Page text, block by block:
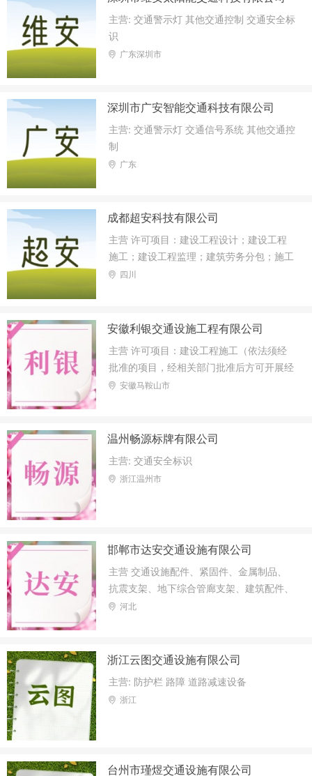
主营: 交通警示灯 其他交通控制 交通安全标
识
广东深圳市
深圳市广安智能交通科技有限公司
主营: 交通警示灯 交通信号系统 其他交通控
制
广东
成都超安科技有限公司
主营 许可项目：建设工程设计；建设工程
施工；建设工程监理；建筑劳务分包；施工
专业作业（依法须经批准的项目，经相关部
项目：技术服务、技术开发、技术咨询、技
管理用标牌销售；专业设计服务；安全技术
防范系统设计施工服务；信息系统集成服
务；橡胶制品销售；机械设备租赁；机械设
务；园林绿化工程施工；土地整治服务；停
车场服务；涂料销售
四川
安徽利银交通设施工程有限公司
主营 许可项目：建设工程施工（依法须经
批准的项目，经相关部门批准后方可开展经
营活动）一般项目：金属成形机床制造；金
制造；环境保护专用设备销售；五金产品制
标牌制造；门窗制造加工；金属丝绳及其制
品制造；金属丝绳及其制品销售；交通及公
务；市政设施管理；劳务服务（不含劳务派
遣）（除许可业务外
安徽马鞍山市
温州畅源标牌有限公司
主营: 交通安全标识
浙江温州市
邯郸市达安交通设施有限公司
主营 交通设施配件、紧固件、金属制品、
抗震支架、地下综合管廊支架、建筑配件、
工矿配件、电力器材、光伏配件、铁路配
起重设备、有色金属(不含稀有贵重金属)、
焊设备、电线电缆、不锈钢制品、橡胶制
品、塑料制品(不含医用)消防器材销售；货
河北
浙江云图交通设施有限公司
主营: 防护栏 路障 道路减速设备
浙江
台州市瑾煜交通设施有限公司